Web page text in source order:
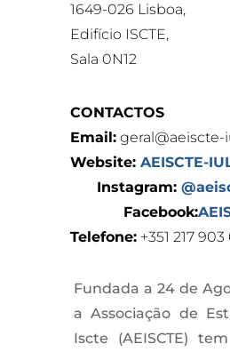
1649-026 Lisboa,
Edifício ISCTE,
Sala 0N12
CONTACTOS
Email:geral@aeiscte-
Website: AEISCTE-
Instagram:
Facebook:
Telefone: +351 217 903
Fundada a 24 de
a Associação de
Iscte (AEISCTE)